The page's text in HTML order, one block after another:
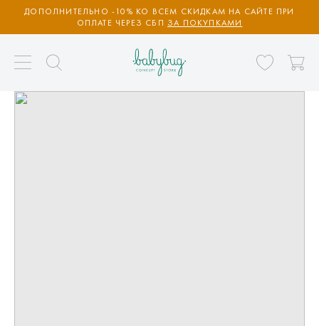
ДОПОЛНИТЕЛЬНО -10% КО ВСЕМ СКИДКАМ НА САЙТЕ ПРИ
ОПЛАТЕ ЧЕРЕЗ СБП ЗА ПОКУПКАМИ